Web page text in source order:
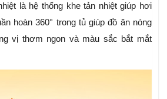
là hệ thống khe tản nhiệt giúp hơi
hoàn 360° trong tủ giúp đồ ăn nóng
vị thơm ngon và màu sắc bắt mắt